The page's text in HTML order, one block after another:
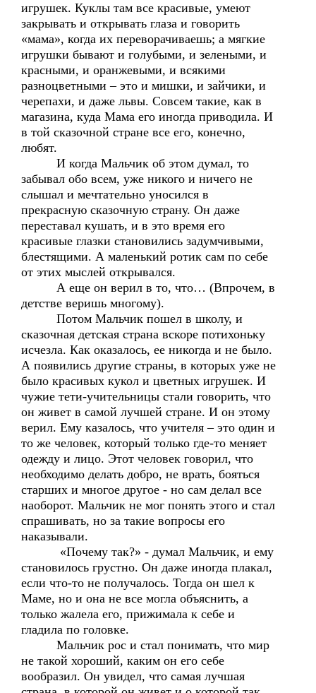
игрушек. Куклы там все красивые, умеют
закрывать и открывать глаза и говорить
«мама», когда их переворачиваешь; а мягкие
игрушки бывают и голубыми, и зелеными, и
красными, и оранжевыми, и всякими
разноцветными – это и мишки, и зайчики, и
черепахи, и даже львы. Совсем такие, как в
магазина, куда Мама его иногда приводила. И
в той сказочной стране все его, конечно,
любят.
И когда Мальчик об этом думал, то
забывал обо всем, уже никого и ничего не
слышал и мечтательно уносился в
прекрасную сказочную страну. Он даже
переставал кушать, и в это время его
красивые глазки становились задумчивыми,
блестящими. А маленький ротик сам по себе
от этих мыслей открывался.
А еще он верил в то, что… (Впрочем, в
детстве веришь многому).
Потом Мальчик пошел в школу, и
сказочная детская страна вскоре потихоньку
исчезла. Как оказалось, ее никогда и не было.
А появились другие страны, в которых уже не
было красивых кукол и цветных игрушек. И
чужие тети-учительницы стали говорить, что
он живет в самой лучшей стране. И он этому
верил. Ему казалось, что учителя – это один и
то же человек, который только где-то меняет
одежду и лицо. Этот человек говорил, что
необходимо делать добро, не врать, бояться
старших и многое другое - но сам делал все
наоборот. Мальчик не мог понять этого и стал
спрашивать, но за такие вопросы его
наказывали.
«Почему так?» - думал Мальчик, и ему
становилось грустно. Он даже иногда плакал,
если что-то не получалось. Тогда он шел к
Маме, но и она не все могла объяснить, а
только жалела его, прижимала к себе и
гладила по головке.
Мальчик рос и стал понимать, что мир
не такой хороший, каким он его себе
вообразил. Он увидел, что самая лучшая